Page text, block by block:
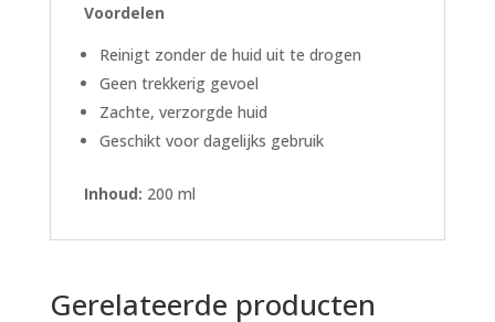
Voordelen
Reinigt zonder de huid uit te drogen
Geen trekkerig gevoel
Zachte, verzorgde huid
Geschikt voor dagelijks gebruik
Inhoud: 200 ml
Gerelateerde producten